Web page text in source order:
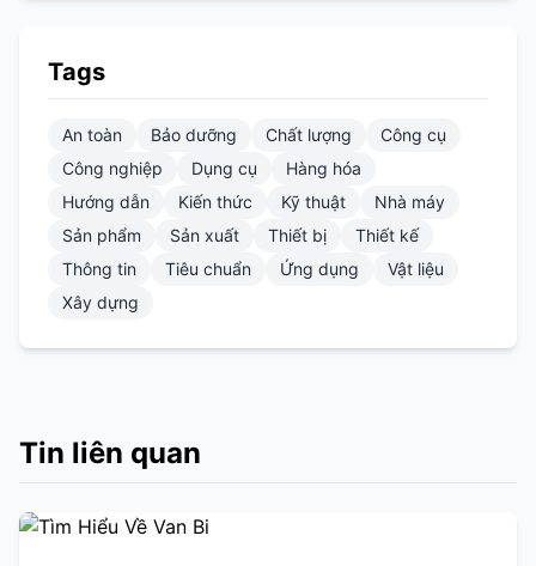
Tags
An toàn Bảo dưỡng Chất lượng
Công cụ
Công nghiệp
Dụng cụ
Hàng hóa
Hướng dẫn
Kiến thức Kỹ thuật
Nhà máy
Sản phẩm
Sản xuất Thiết bị
Thiết kế
Thông tin
Tiêu chuẩn Ứng dụng
Vật liệu
Xây dựng
Tin liên quan